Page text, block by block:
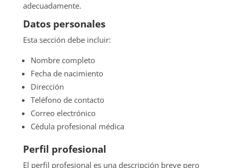
adecuadamente.
Datos personales
Esta sección debe incluir:
Nombre completo
Fecha de nacimiento
Dirección
Teléfono de contacto
Correo electrónico
Cédula profesional médica
Perfil profesional
El perfil profesional es una descripción breve pero